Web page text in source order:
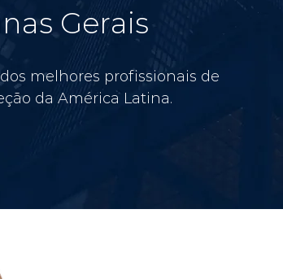
Gerais
melhores profissionais de
da América Latina.